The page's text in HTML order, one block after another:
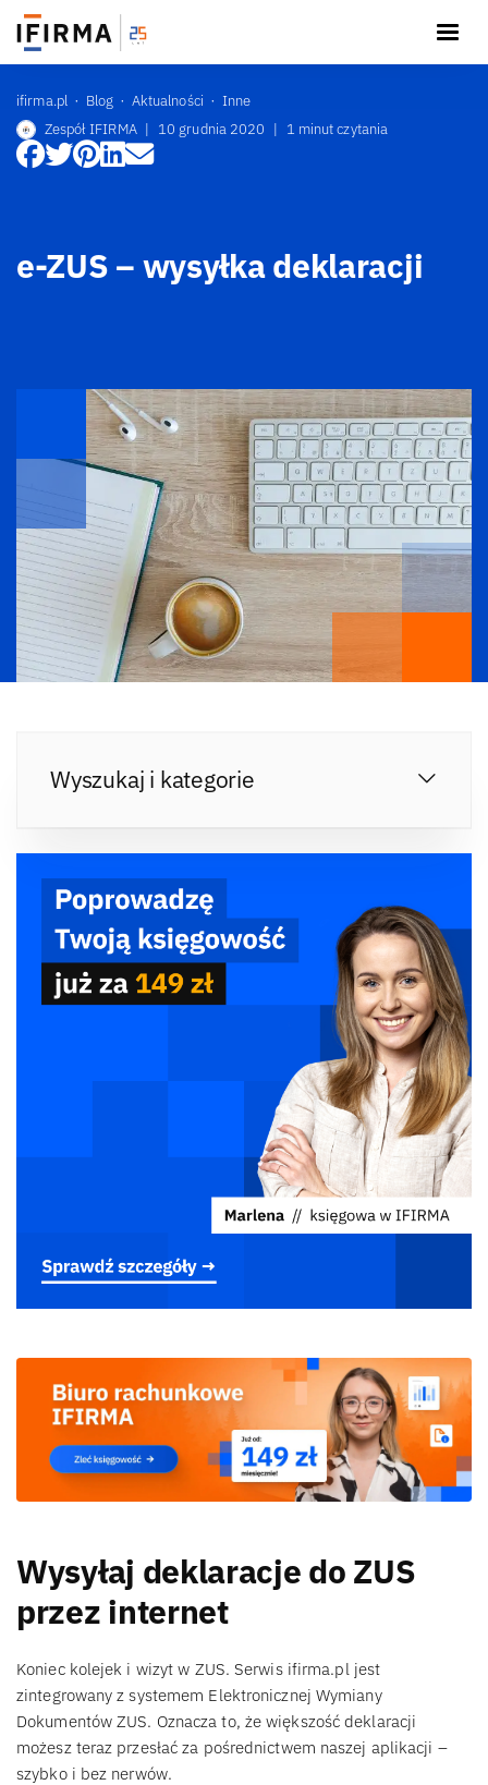
ifirma.pl Blog Aktualności
Inne
Zespół IFIRMA | 10 grudnia 2020 | 1 minut czytania
e-ZUS – wysyłka deklaracji
Wyszukaj i kategorie
Wysyłaj deklaracje do ZUS
przez internet
Koniec kolejek i wizyt w ZUS. Serwis ifirma.pl jest
zintegrowany z systemem Elektronicznej Wymiany
Dokumentów ZUS. Oznacza to, że większość deklaracji
możesz teraz przesłać za pośrednictwem naszej aplikacji –
szybko i bez nerwów.